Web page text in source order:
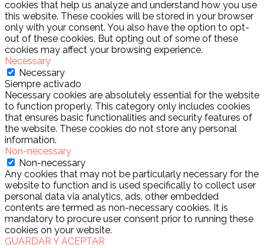
cookies that help us analyze and understand how you use
this website. These cookies will be stored in your browser
only with your consent. You also have the option to opt-
out of these cookies. But opting out of some of these
cookies may affect your browsing experience.
Necessary
Necessary
Siempre activado
Necessary cookies are absolutely essential for the website
to function properly. This category only includes cookies
that ensures basic functionalities and security features of
the website. These cookies do not store any personal
information.
Non-necessary
Non-necessary
Any cookies that may not be particularly necessary for the
website to function and is used specifically to collect user
personal data via analytics, ads, other embedded
contents are termed as non-necessary cookies. It is
mandatory to procure user consent prior to running these
cookies on your website.
GUARDAR Y ACEPTAR